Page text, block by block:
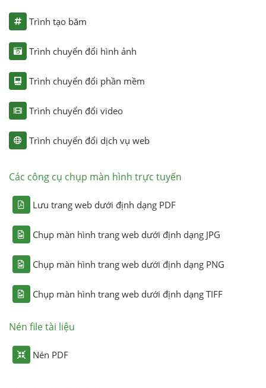
Trình tạo băm
Trình chuyển đổi hình ảnh
Trình chuyển đổi phần mềm
Trình chuyển đổi video
Trình chuyển đổi dịch vụ web
Các công cụ chụp màn hình trực tuyến
Lưu trang web dưới định dạng PDF
Chụp màn hình trang web dưới định dạng JPG
Chụp màn hình trang web dưới định dạng PNG
Chụp màn hình trang web dưới định dạng TIFF
Nén file tài liệu
Nén PDF